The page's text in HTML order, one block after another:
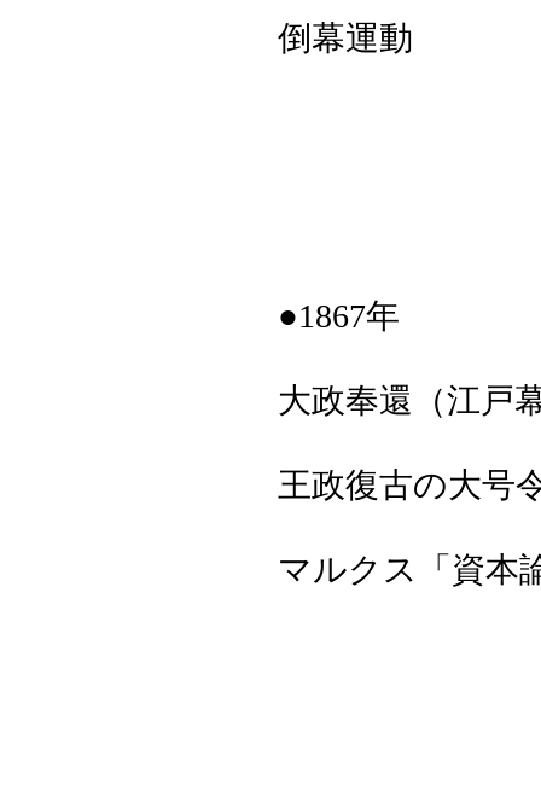
倒幕運動
●1867年
大政奉還（江戸
王政復古の大号
マルクス「資本